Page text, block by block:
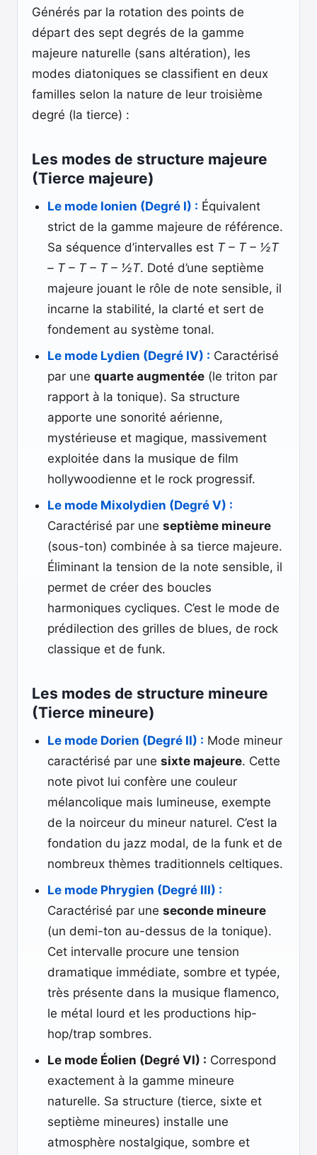
Générés par la rotation des points de
départ des sept degrés de la gamme
majeure naturelle (sans altération), les
modes diatoniques se classifient en deux
familles selon la nature de leur troisième
degré (la tierce) :
Les modes de structure majeure
(Tierce majeure)
Le mode Ionien (Degré I) : Équivalent
strict de la gamme majeure de référence.
Sa séquence d’intervalles est T – T – ½T
– T – T – T – ½T. Doté d’une septième
majeure jouant le rôle de note sensible, il
incarne la stabilité, la clarté et sert de
fondement au système tonal.
Le mode Lydien (Degré IV) : Caractérisé
par une quarte augmentée (le triton par
rapport à la tonique). Sa structure
apporte une sonorité aérienne,
mystérieuse et magique, massivement
exploitée dans la musique de film
hollywoodienne et le rock progressif.
Le mode Mixolydien (Degré V) :
Caractérisé par une septième mineure
(sous-ton) combinée à sa tierce majeure.
Éliminant la tension de la note sensible, il
permet de créer des boucles
harmoniques cycliques. C’est le mode de
prédilection des grilles de blues, de rock
classique et de funk.
Les modes de structure mineure
(Tierce mineure)
Le mode Dorien (Degré II) : Mode mineur
caractérisé par une sixte majeure. Cette
note pivot lui confère une couleur
mélancolique mais lumineuse, exempte
de la noirceur du mineur naturel. C’est la
fondation du jazz modal, de la funk et de
nombreux thèmes traditionnels celtiques.
Le mode Phrygien (Degré III) :
Caractérisé par une seconde mineure
(un demi-ton au-dessus de la tonique).
Cet intervalle procure une tension
dramatique immédiate, sombre et typée,
très présente dans la musique flamenco,
le métal lourd et les productions hip-
hop/trap sombres.
Le mode Éolien (Degré VI) : Correspond
exactement à la gamme mineure
naturelle. Sa structure (tierce, sixte et
septième mineures) installe une
atmosphère nostalgique, sombre et